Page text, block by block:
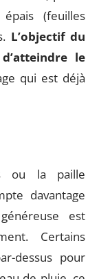
(feuilles
L’objectif du
le
qui est déjà
ou la paille
davantage
est
Certains
dessus pour